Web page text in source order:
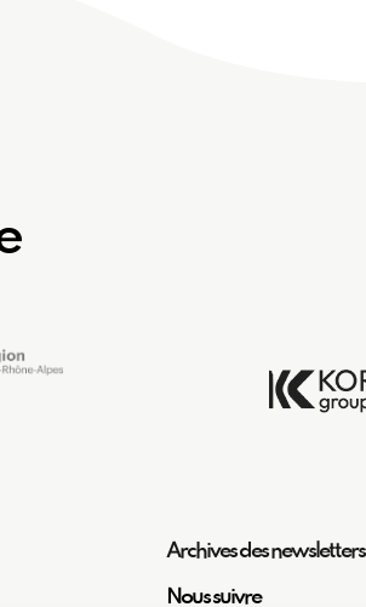
Archives des newsletters
Nous suivre